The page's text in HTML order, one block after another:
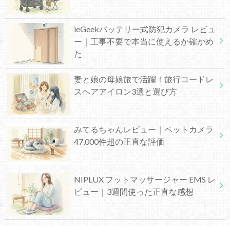
ieGeekバッテリー式防犯カメラ レビュ
ー｜工事不要で本当に使えるか確かめ
た
妻と娘の母娘旅で活躍！旅行コードレ
スヘアアイロン3選と選び方
みてるちゃんレビュー｜ペットカメラ
47,000件超の正直な評価
NIPLUX フットマッサージャー EMS レ
ビュー｜3週間使った正直な感想